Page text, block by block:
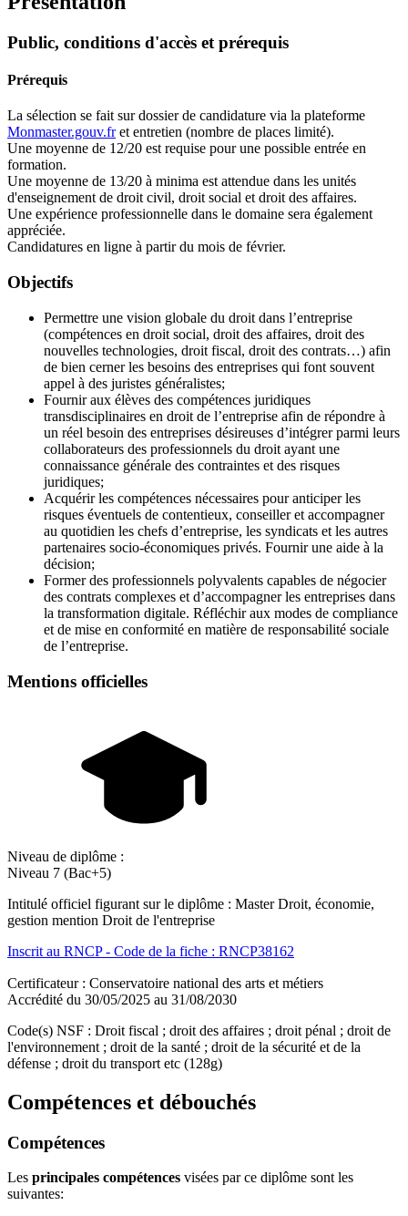
Public, conditions d'accès et prérequis
Prérequis
La sélection se fait sur dossier de candidature via la plateforme
Monmaster.gouv.fret entretien (nombre de places limité).
Une moyenne de 12/20 est requise pour une possible entrée en
formation.
Une moyenne de 13/20 à minima est attendue dans les unités
d'enseignement de droit civil, droit social et droit des affaires.
Une expérience professionnelle dans le domaine sera également
appréciée.
Candidatures en ligne à partir du mois de février.
Objectifs
Permettre une vision globale du droit dans l’entreprise
(compétences en droit social, droit des affaires, droit des
nouvelles technologies, droit fiscal, droit des contrats…) afin
de bien cerner les besoins des entreprises qui font souvent
appel à des juristes généralistes;
Fournir aux élèves des compétences juridiques
transdisciplinaires en droit de l’entreprise afin de répondre à
un réel besoin des entreprises désireuses d’intégrer parmi leurs
collaborateurs des professionnels du droit ayant une
connaissance générale des contraintes et des risques
juridiques;
Acquérir les compétences nécessaires pour anticiper les
risques éventuels de contentieux, conseiller et accompagner
au quotidien les chefs d’entreprise, les syndicats et les autres
partenaires socio-économiques privés. Fournir une aide à la
décision;
Former des professionnels polyvalents capables de négocier
des contrats complexes et d’accompagner les entreprises dans
la transformation digitale. Réfléchir aux modes de compliance
et de mise en conformité en matière de responsabilité sociale
de l’entreprise.
Mentions officielles
Niveau de diplôme :
Niveau 7 (Bac+5)
Intitulé officiel figurant sur le diplôme : Master Droit, économie,
gestion mention Droit de l'entreprise
Inscrit au RNCP - Code de la fiche : RNCP38162
Certificateur : Conservatoire national des arts et métiers
Accrédité du 30/05/2025 au 31/08/2030
Code(s) NSF : Droit fiscal ; droit des affaires ; droit pénal ; droit de
l'environnement ; droit de la santé ; droit de la sécurité et de la
défense ; droit du transport etc (128g)
Compétences et débouchés
Compétences
Les principales compétences visées par ce diplôme sont les
suivantes: